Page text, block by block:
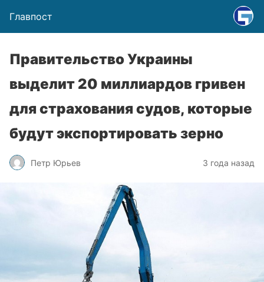
Главпост
Правительство Украины
выделит 20 миллиардов гривен
для страхования судов, которые
будут экспортировать зерно
Петр Юрьев 3 года назад